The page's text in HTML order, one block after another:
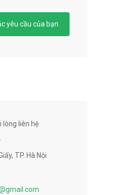
yêu cầu của bạn
lòng liên hệ
TP. Hà Nội